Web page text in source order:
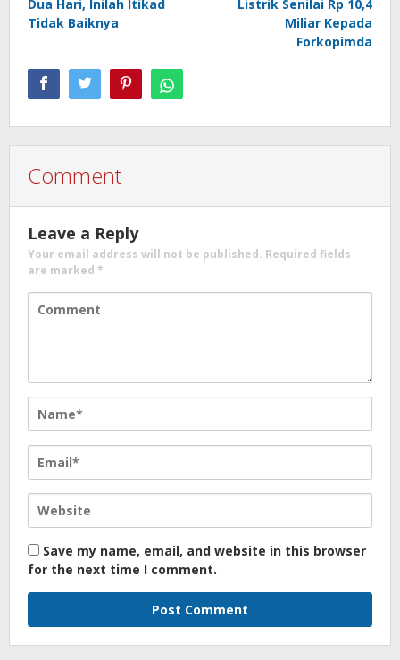
Dua Hari, Inilah Itikad
Tidak Baiknya
Listrik Senilai Rp 10,4
Miliar Kepada
Forkopimda
Comment
Leave a Reply
Your email address will not be published. Required fields
are marked *
Save my name, email, and website in this browser
for the next time I comment.